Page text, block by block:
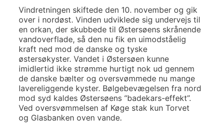
Vindretningen skiftede den 10. november og gik
over i nordøst. Vinden udviklede sig undervejs til
en orkan, der skubbede til Østersøens skrånende
vandoverflade, så den nu fik en uimodståelig
kraft ned mod de danske og tyske
østersøkyster. Vandet i Østersøen kunne
imidlertid ikke strømme hurtigt nok ud gennem
de danske bælter og oversvømmede nu mange
lavereliggende kyster. Bølgebevægelsen fra nord
mod syd kaldes Østersøens “badekars-effekt”.
Ved oversvømmelsen af Køge stak kun Torvet
og Glasbanken oven vande.